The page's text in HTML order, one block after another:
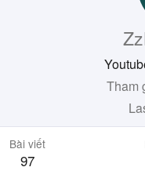
Tham
Bài viết
97